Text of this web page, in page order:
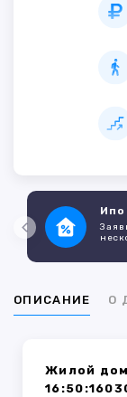
ОПИСАНИЕ О
Жилой